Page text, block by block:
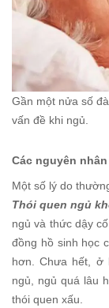
Gần một nửa số
vấn đề khi ngủ.
Các nguyên
Một số lý do
Thói quen ngủ
ngủ và thức dậy
đồng hồ sinh học
hơn. Chưa hết, ở
ngủ, ngủ quá lâu
thói quen xấu.